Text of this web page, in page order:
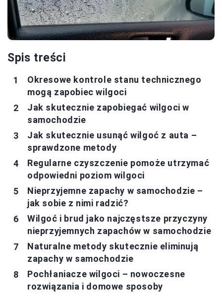
Spis treści
Okresowe kontrole stanu technicznego
mogą zapobiec wilgoci
Jak skutecznie zapobiegać wilgoci w
samochodzie
Jak skutecznie usunąć wilgoć z auta –
sprawdzone metody
Regularne czyszczenie pomoże utrzymać
odpowiedni poziom wilgoci
Nieprzyjemne zapachy w samochodzie –
jak sobie z nimi radzić?
Wilgoć i brud jako najczęstsze przyczyny
nieprzyjemnych zapachów w samochodzie
Naturalne metody skutecznie eliminują
zapachy w samochodzie
Pochłaniacze wilgoci – nowoczesne
rozwiązania i domowe sposoby